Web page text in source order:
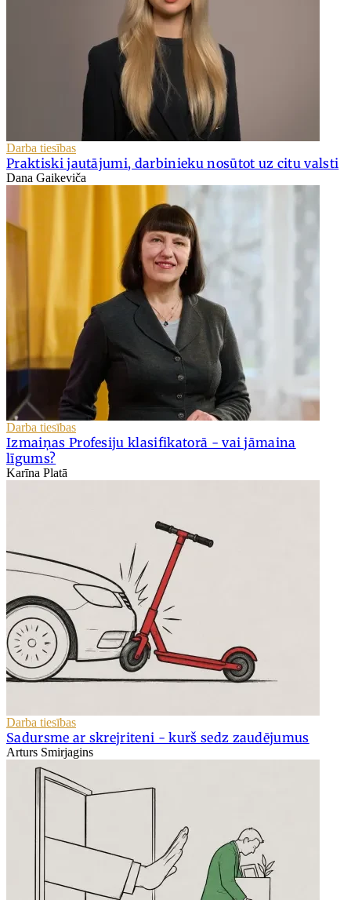
Darba tiesības
Praktiski jautājumi, darbinieku nosūtot uz citu valsti
Dana Gaikeviča
Darba tiesības
Izmaiņas Profesiju klasifikatorā - vai jāmaina
līgums?
Karīna Platā
Darba tiesības
Sadursme ar skrejriteni - kurš sedz zaudējumus
Arturs Smirjagins